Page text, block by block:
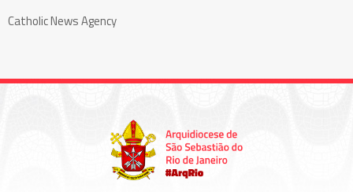
Catholic News Agency